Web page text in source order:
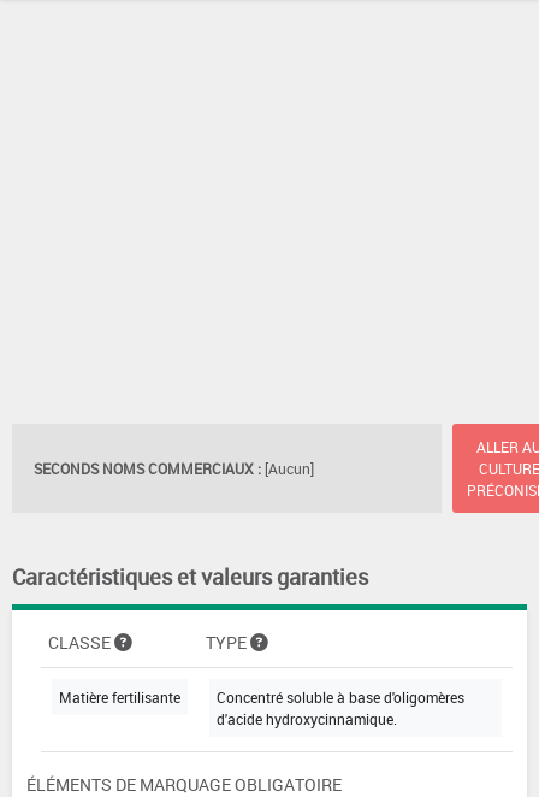
SECONDS NOMS COMMERCIAUX : [Aucun]
ALLER
Caractéristiques et valeurs garanties
CLASSE TYPE
Matière fertilisante
Concentré soluble à base d'oligomères
d'acide hydroxycinnamique.
ÉLÉMENTS DE MARQUAGE OBLIGATOIRE